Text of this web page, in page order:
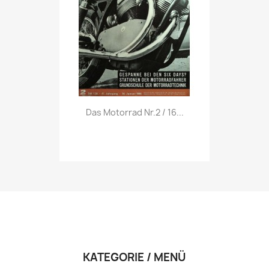
Vorschau
Das Motorrad Nr.2 / 16...
KATEGORIE / MENÜ